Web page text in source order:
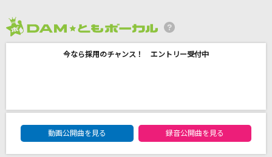
[生音]星屑のステージ
今なら採用のチャンス！ エントリー受付中
DAM★ともボーカルエントリーランキング
動画公開曲を見る
録音公開曲を見る